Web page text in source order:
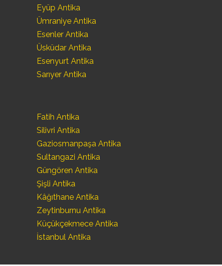
Eyüp Antika
Ümraniye Antika
Esenler Antika
Üsküdar Antika
Esenyurt Antika
Sarıyer Antika
Fatih Antika
Silivri Antika
Gaziosmanpaşa Antika
Sultangazi Antika
Güngören Antika
Şişli Antika
Kâğıthane Antika
Zeytinburnu Antika
Küçükçekmece Antika
İstanbul Antika